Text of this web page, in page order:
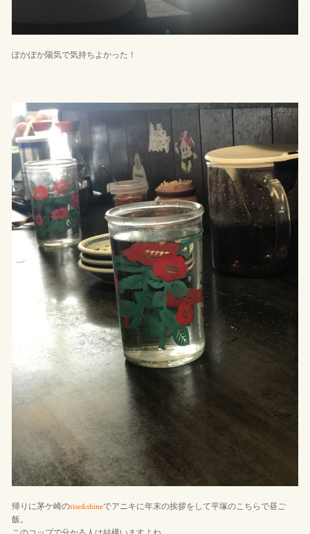
ぽかぽか陽気で気持ちよかった！
帰りに茅ケ崎のrise&shineでアニキに年末の挨拶をして平塚のこちらで昼ご
飯。